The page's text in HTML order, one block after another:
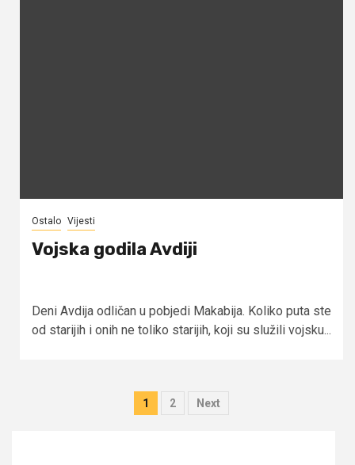
Ostalo Vijesti
Vojska godila Avdiji
Deni Avdija odličan u pobjedi Makabija. Koliko puta ste
od starijih i onih ne toliko starijih, koji su služili vojsku...
Posts
1 2 Next